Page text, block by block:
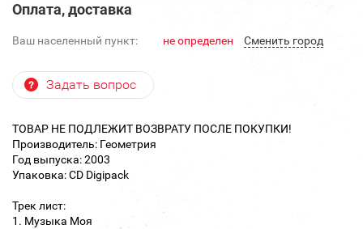
Оплата, доставка
Ваш населенный пункт: не определен Cменить город
Задать вопрос
ТОВАР НЕ ПОДЛЕЖИТ ВОЗВРАТУ ПОСЛЕ ПОКУПКИ!
Производитель: Геометрия
Год выпуска: 2003
Упаковка: CD Digipack
Трек лист:
1. Музыка Моя